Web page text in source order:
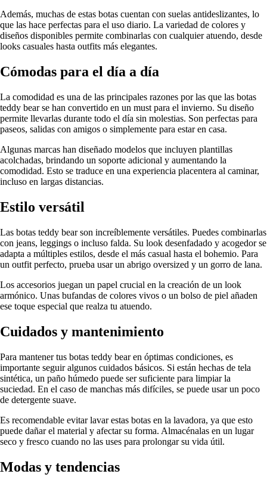
Además, muchas de estas botas cuentan con suelas antideslizantes, lo
que las hace perfectas para el uso diario. La variedad de colores y
diseños disponibles permite combinarlas con cualquier atuendo, desde
looks casuales hasta outfits más elegantes.
Cómodas para el día a día
La comodidad es una de las principales razones por las que las botas
teddy bear se han convertido en un must para el invierno. Su diseño
permite llevarlas durante todo el día sin molestias. Son perfectas para
paseos, salidas con amigos o simplemente para estar en casa.
Algunas marcas han diseñado modelos que incluyen plantillas
acolchadas, brindando un soporte adicional y aumentando la
comodidad. Esto se traduce en una experiencia placentera al caminar,
incluso en largas distancias.
Estilo versátil
Las botas teddy bear son increíblemente versátiles. Puedes combinarlas
con jeans, leggings o incluso falda. Su look desenfadado y acogedor se
adapta a múltiples estilos, desde el más casual hasta el bohemio. Para
un outfit perfecto, prueba usar un abrigo oversized y un gorro de lana.
Los accesorios juegan un papel crucial en la creación de un look
armónico. Unas bufandas de colores vivos o un bolso de piel añaden
ese toque especial que realza tu atuendo.
Cuidados y mantenimiento
Para mantener tus botas teddy bear en óptimas condiciones, es
importante seguir algunos cuidados básicos. Si están hechas de tela
sintética, un paño húmedo puede ser suficiente para limpiar la
suciedad. En el caso de manchas más difíciles, se puede usar un poco
de detergente suave.
Es recomendable evitar lavar estas botas en la lavadora, ya que esto
puede dañar el material y afectar su forma. Almacénalas en un lugar
seco y fresco cuando no las uses para prolongar su vida útil.
Modas y tendencias